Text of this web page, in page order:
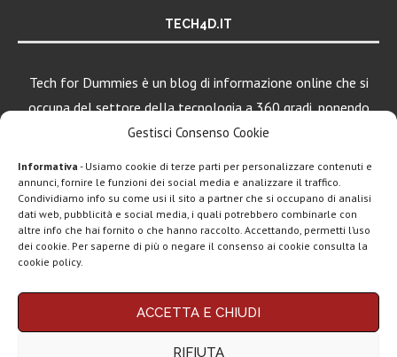
Gestisci Consenso Cookie
Informativa - Usiamo cookie di terze parti per personalizzare contenuti e
annunci, fornire le funzioni dei social media e analizzare il traffico.
Condividiamo info su come usi il sito a partner che si occupano di analisi
dati web, pubblicità e social media, i quali potrebbero combinarle con
altre info che hai fornito o che hanno raccolto. Accettando, permetti l’uso
dei cookie. Per saperne di più o negare il consenso ai cookie consulta la
cookie policy.
ACCETTA E CHIUDI
RIFIUTA
TECH4D.IT
Tech for Dummies è un blog di informazione online che si
occupa del settore della tecnologia a 360 gradi, ponendo
una particolare attenzione al mondo Android, Apple e
Chi siamo Contatti Disclaimer Privacy policy
Tech4D di Michele Ingelido- P. IVA 04124050719
Questo blog non rappresenta una testata giornalistica in quanto viene aggiornato
LEGGI ANCHE
Apple lancia